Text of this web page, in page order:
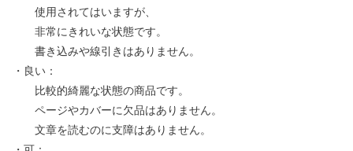
使用されてはいますが、
非常にきれいな状態です。
書き込みや線引きはありません。
・良い：
比較的綺麗な状態の商品です。
ページやカバーに欠品はありません。
文章を読むのに支障はありません。